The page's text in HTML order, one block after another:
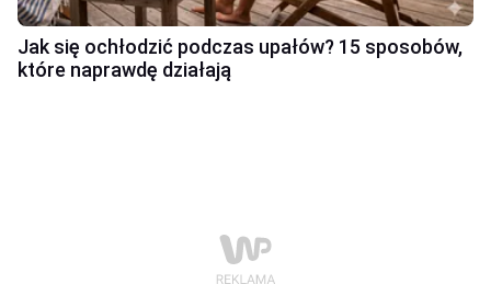
Jak się ochłodzić podczas upałów? 15 sposobów,
które naprawdę działają